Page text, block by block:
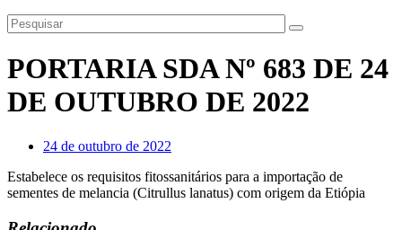
PORTARIA SDA Nº 683 DE 24
DE OUTUBRO DE 2022
24 de outubro de 2022
Estabelece os requisitos fitossanitários para a importação de
sementes de melancia (Citrullus lanatus) com origem da Etiópia